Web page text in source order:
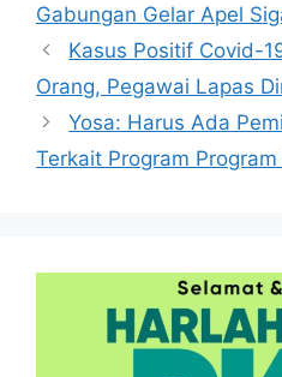
Gabungan Gelar Apel
Kasus Positif Covid-
Orang, Pegawai Lapas
Yosa: Harus Ada
Terkait Program